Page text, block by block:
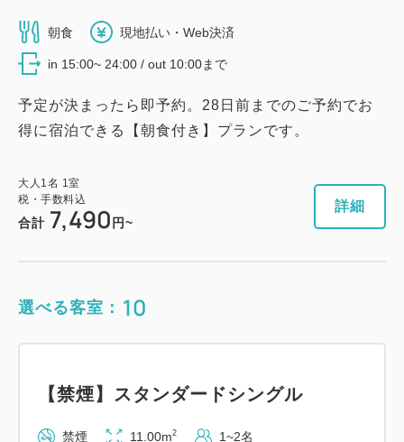
合計 9,180円~
日付を選択
【禁煙】プレミアムツイン
2
シングルサイズ×2
会員価格 7,350円~
Wi-Fiあり（無料）
禁煙 11.00m 2 1~2名
セミダブル×1 Wi-Fiあり（無料）
朝食 現地払い・Web決済
in 15:00~ 24:00 / out 10:00まで
予定が決まったら即予約。28日前までのご予約でお
得に宿泊できる【朝食付き】プランです。
大人 1名 1室
税・手数料込
合計 7,490 円~
詳細
選べる客室： 10
【禁煙】スタンダードシングル
禁煙 11.00m2 1~2名